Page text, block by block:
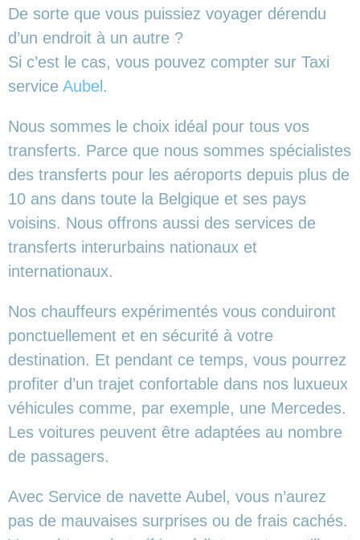
De sorte que vous puissiez voyager dérendu
d’un endroit à un autre ?
Si c’est le cas, vous pouvez compter sur Taxi
service Aubel.
Nous sommes le choix idéal pour tous vos
transferts. Parce que nous sommes spécialistes
des transferts pour les aéroports depuis plus de
10 ans dans toute la Belgique et ses pays
voisins. Nous offrons aussi des services de
transferts interurbains nationaux et
internationaux.
Nos chauffeurs expérimentés vous conduiront
ponctuellement et en sécurité à votre
destination. Et pendant ce temps, vous pourrez
profiter d’un trajet confortable dans nos luxueux
véhicules comme, par exemple, une Mercedes.
Les voitures peuvent être adaptées au nombre
de passagers.
Avec Service de navette Aubel, vous n’aurez
pas de mauvaises surprises ou de frais cachés.